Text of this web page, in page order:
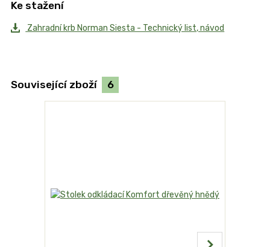
Ke stažení
Zahradní krb Norman Siesta - Technický list, návod
Související zboží 6